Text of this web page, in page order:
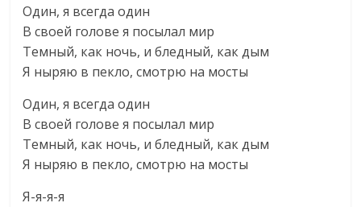
Один, я всегда один
В своей голове я посылал мир
Темный, как ночь, и бледный, как дым
Я ныряю в пекло, смотрю на мосты
Один, я всегда один
В своей голове я посылал мир
Темный, как ночь, и бледный, как дым
Я ныряю в пекло, смотрю на мосты
Я-я-я-я